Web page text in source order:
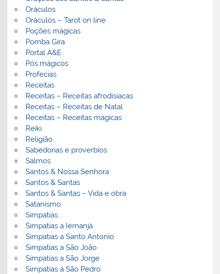
Oráculos
Oráculos – Tarot on line
Poções mágicas
Pomba Gira
Portal A&E
Pós mágicos
Profecias
Receitas
Receitas – Receitas afrodisiacas
Receitas – Receitas de Natal
Receitas – Receitas mágicas
Reiki
Religião
Sabedorias e proverbios
Salmos
Santos & Nossa Senhora
Santos & Santas
Santos & Santas – Vida e obra
Satanismo
Simpatias
Simpatias a Iemanjá
Simpatias a Santo Antonio
Simpatias a São João
Simpatias a São Jorge
Simpatias a São Pedro